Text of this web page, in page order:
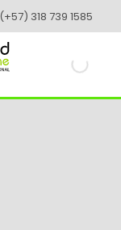
(+57) 318 739 1585